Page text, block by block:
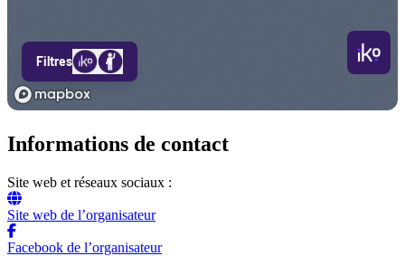
Informations de contact
Site web et réseaux sociaux :
Site web de l’organisateur
Facebook de l’organisateur